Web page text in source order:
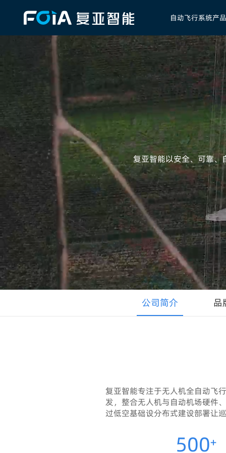
自动飞行系统产品
自动飞行系统产品
DaaS低空智网服务
行业解决方案
低空应用典型案例
资源中心
关于复亚
复亚智能以安全、可靠、
公司简介 品
复亚智能专注于无人机全自动飞
发，整合无人机与自动机场硬件
过低空基础设分布式建设部署让
500+